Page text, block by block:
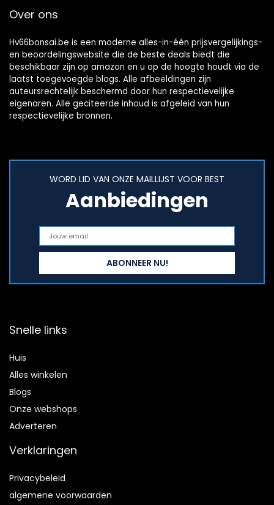
Over ons
Hv66bonsai.be is een moderne alles-in-één prijsvergelijkings-
en beoordelingswebsite die de beste deals biedt die
beschikbaar zijn op amazon en u op de hoogte houdt via de
laatst toegevoegde blogs. Alle afbeeldingen zijn
auteursrechtelijk beschermd door hun respectievelijke
eigenaren. Alle geciteerde inhoud is afgeleid van hun
respectievelijke bronnen.
WORD LID VAN ONZE MAILLIJST VOOR BEST
Aanbiedingen
Snelle links
Huis
Alles winkelen
Blogs
Onze webshops
Adverteren
Verklaringen
Privacybeleid
algemene voorwaarden